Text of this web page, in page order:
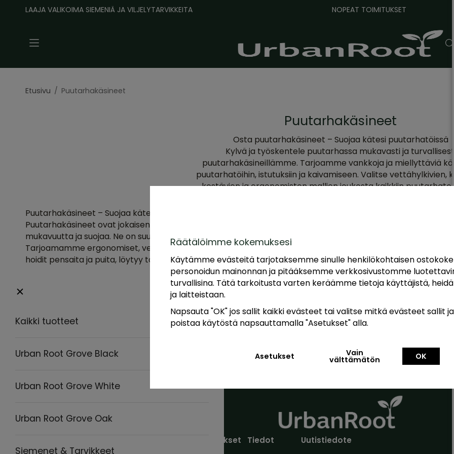
LAAJA VALIKOIMA SIEMENIÄ JA VILJELYTARVIKKEITA NOPEAT TOIMITUKSET
Etusivu / Puutarhakäsineet
Puutarhakäsineet
Osta puutarhakäsineet – Suojaa kätesi puutarhatöissä
Kylvä ja työskentele puutarhassa mukavasti ja turvallisesti
puutarhakäsineillämme. Tarjoamme vankkoja ja miellyttäviä
puutarhatöihin, istutuksiin ja kaivamiseen. Valitse vettähylkivien,
kestävien ja ergonomisten mallien joukosta kaikkiin
Puutarhakäsineet – Suojaa kätesi tyylillä ja toiminnallisuudella
Puutarhakäsineet ovat jokaisen puutarhaharrastajan välttämätön varuste. Istutitpa, kaivoit, leikkasit tai
mukavuutta ja suojaa. Ne on suunniteltu toiminnallisiksi ja kestäviksi, jotta voit työskennellä tehokkaasti
Tarjoamamme ergonomiset, vettähylkivät käsineet antavat erinomaisen otepinnan ja suojan kaikenlaisiin
hoidit pensaita ja puita, löytyy täydelliset käsineet joka tehtävään.
Edulliset hinnatNopea toimitus
Ostokset Tiedot Uutistiedote
Kaikki tuotteet
Urban Root Grove Black
Urban Root Grove White
Urban Root Grove Oak
Siemenet & Tarvikkeet
Räätälöimme kokemuksesi
Käytämme evästeitä tarjotaksemme sinulle henkilökohtaisen
personoidun mainonnan ja pitääksemme verkkosivustomme
turvallisina. Tätä tarkoitusta varten keräämme tietoja käyttäjistä,
ja laitteistaan.
Napsauta "OK" jos sallit kaikki evästeet tai valitse mitkä evästeet sallit
poistaa käytöstä napsauttamalla "Asetukset" alla.
Asetukset Vain
välttämätön OK